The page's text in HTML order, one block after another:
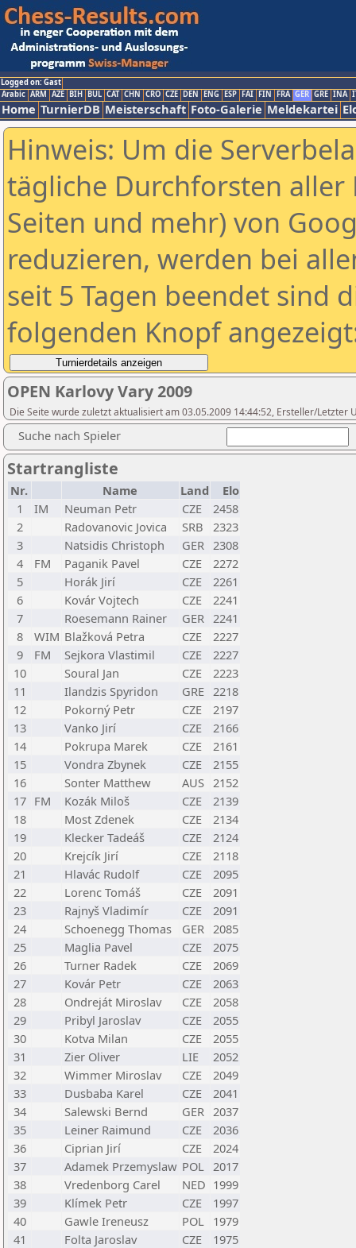
Logged on: Gast
Arabic ARM AZE BIH BUL CAT CHN CRO CZE DEN ENG ESP FAI FIN FRA GER GRE INA
Home TurnierDB Meisterschaft Foto-Galerie Meldekartei
Hinweis: Um die
tägliche Durchforsten aller
Seiten und mehr) von
reduzieren, werden bei
seit 5 Tagen beendet sind
folgenden Knopf
OPEN Karlovy Vary 2009
Die Seite wurde zuletzt aktualisiert am 03.05.2009 14:44:52, Ersteller/Letzter
Suche nach Spieler
Startrangliste
Nr. Name Land
Elo
1
IM Neuman Petr CZE
2458
2
Radovanovic Jovica SRB
2323
3
Natsidis Christoph GER 2308
4
FM Paganik Pavel CZE
2272
5
Horák Jirí CZE
2261
6
Kovár Vojtech CZE
2241
7
Roesemann Rainer GER 2241
8
WIM Blažková Petra CZE
2227
9
FM Sejkora Vlastimil CZE
2227
10
Soural Jan CZE
2223
11
Ilandzis Spyridon GRE 2218
12
Pokorný Petr CZE
2197
13
Vanko Jirí CZE
2166
14
Pokrupa Marek CZE
2161
15
Vondra Zbynek CZE
2155
16
Sonter Matthew AUS 2152
17 FM Kozák Miloš CZE
2139
18
Most Zdenek CZE
2134
19
Klecker Tadeáš CZE
2124
20
Krejcík Jirí CZE
2118
21
Hlavác Rudolf CZE
2095
22
Lorenc Tomáš CZE
2091
23
Rajnyš Vladimír CZE
2091
24
Schoenegg Thomas GER 2085
25
Maglia Pavel CZE
2075
26
Turner Radek CZE
2069
27
Kovár Petr CZE
2063
28
Ondreját Miroslav CZE
2058
29
Pribyl Jaroslav CZE
2055
30
Kotva Milan CZE
2055
31
Zier Oliver LIE
2052
32
Wimmer Miroslav CZE
2049
33
Dusbaba Karel CZE
2041
34
Salewski Bernd GER 2037
35
Leiner Raimund CZE
2036
36
Ciprian Jirí CZE
2024
37
Adamek Przemyslaw POL 2017
38
Vredenborg Carel NED 1999
39
Klímek Petr CZE
1997
40
Gawle Ireneusz POL 1979
41
Folta Jaroslav CZE
1975